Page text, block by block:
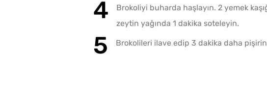
Brokoliyi buharda haşlayın. 2 yemek
zeytin yağında 1 dakika soteleyin.
Brokolileri ilave edip 3 dakika daha